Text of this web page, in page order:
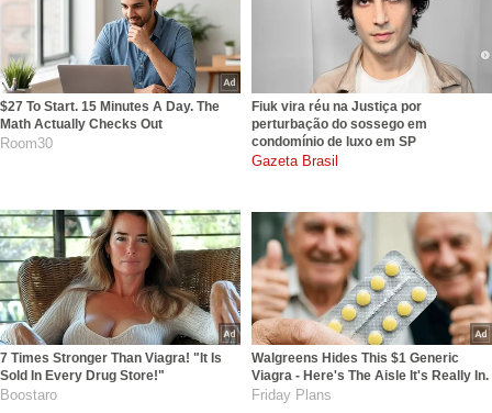
$27 To Start. 15 Minutes A Day. The
Math Actually Checks Out
Room30
Fiuk vira réu na Justiça por
perturbação do sossego em
condomínio de luxo em SP
gazetabrasil.com.br
7 Times Stronger Than Viagra! "It Is
Sold In Every Drug Store!"
Boostaro
Walgreens Hides This $1 Generic
Viagra - Here's The Aisle It's Really In.
Friday Plans